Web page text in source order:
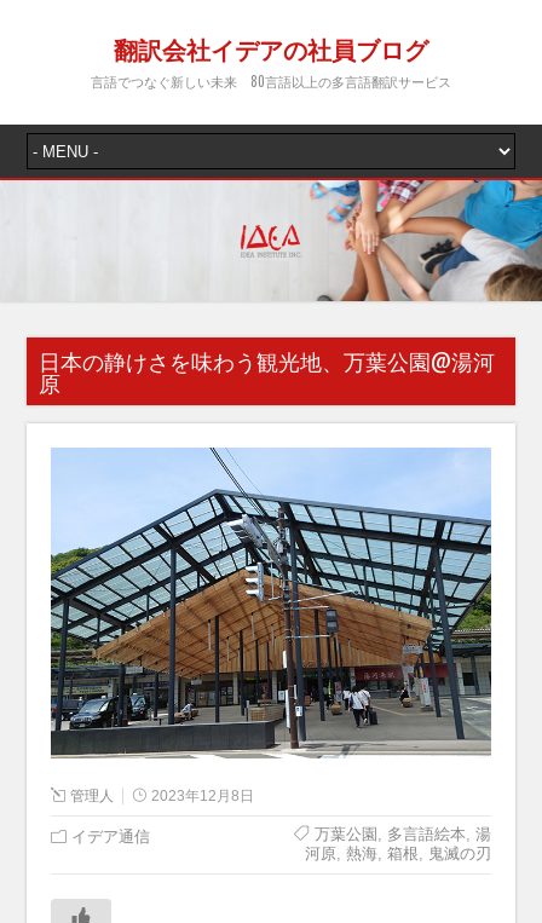
翻訳会社イデアの社員ブログ
言語でつなぐ新しい未来 80言語以上の多言語翻訳サービス
日本の静けさを味わう観光地、万葉公園@湯河
原
管理人 2023年12月8日
イデア通信 万葉公園 , 多言語絵本, 湯
河原, 熱海, 箱根, 鬼滅の刃